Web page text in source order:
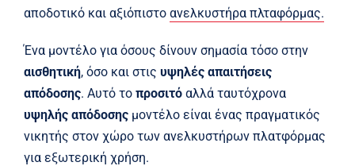
αποδοτικό και αξιόπιστο ανελκυστήρα πλταφόρμας.
Ένα μοντέλο για όσους δίνουν σημασία τόσο στην
αισθητική, όσο και στις υψηλές απαιτήσεις
απόδοσης. Αυτό το προσιτόαλλά ταυτόχρονα
υψηλής απόδοσηςμοντέλο είναι ένας πραγματικός
νικητής στον χώρο των ανελκυστήρων πλατφόρμας
για εξωτερική χρήση.